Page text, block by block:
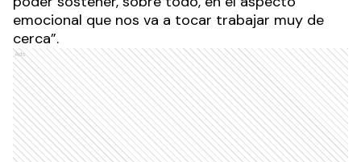
emocional que nos va a tocar trabajar muy de
cerca”.
Ads